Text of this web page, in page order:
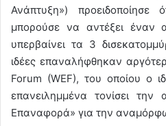
Ανάπτυξη»)
μπορούσε να αντέξει έναν
υπερβαίνει τα 3
ιδέες επαναλήφθηκαν
Forum (WEF), του οποίου ο
επανειλημμένα τονίσει
Επαναφορά» για την